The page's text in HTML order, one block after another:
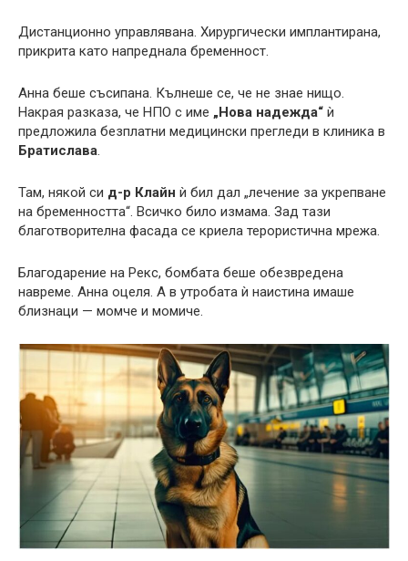
Дистанционно управлявана. Хирургически имплантирана,
прикрита като напреднала бременност.
Анна беше съсипана. Кълнеше се, че не знае нищо.
Накрая разказа, че НПО с име „Нова надежда“ ѝ
предложила безплатни медицински прегледи в клиника в
Братислава.
Там, някой си д-р Клайн ѝ бил дал „лечение за укрепване
на бременността“. Всичко било измама. Зад тази
благотворителна фасада се криела терористична мрежа.
Благодарение на Рекс, бомбата беше обезвредена
навреме. Анна оцеля. А в утробата ѝ наистина имаше
близнаци — момче и момиче.